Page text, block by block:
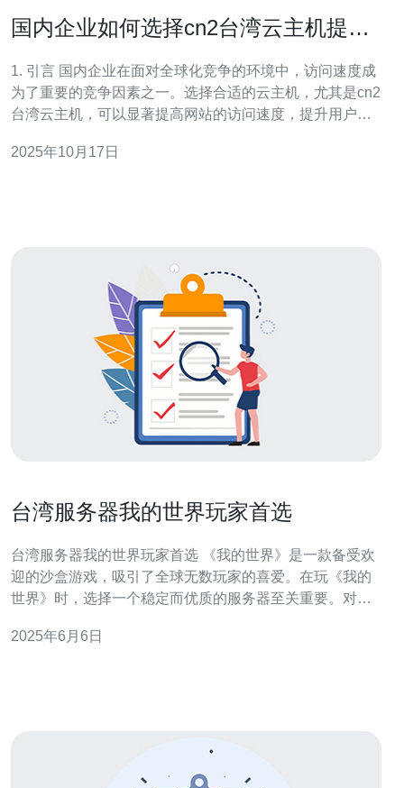
国内企业如何选择cn2台湾云主机提升
1. 引言 国内企业在面对全球化竞争的环境中，访问速度成
为了重要的竞争因素之一。选择合适的云主机，尤其是cn2
台湾云主机，可以显著提高网站的访问速度，提升用户体
cn2台湾云主机的优势 cn2台湾云主机是指通过中国电信的
2025年10月17日
台湾服务器我的世界玩家首选
台湾服务器我的世界玩家首选 《我的世界》是一款备受欢
迎的沙盒游戏，吸引了全球无数玩家的喜爱。在玩《我的
世界》时，选择一个稳定而优质的服务器至关重要。对于
择，因为这样可以获得更加流畅的游戏体验和更好的网络
2025年6月6日